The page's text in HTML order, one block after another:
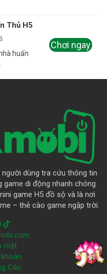
Thủ H5
huấn
Chơi ngay
dùng tra cứu thông tin
game di động nhanh chóng.
game H5 đồ sộ và là nơi
– thẻ cào game ngập trời.
mật
Cáo